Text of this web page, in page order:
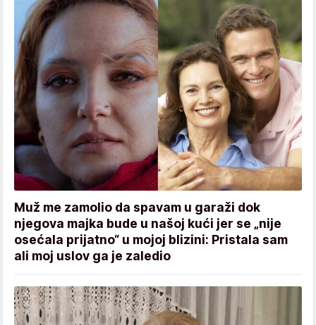
Muž me zamolio da spavam u garaži dok
njegova majka bude u našoj kući jer se „nije
osećala prijatno“ u mojoj blizini: Pristala sam
ali moj uslov ga je zaledio